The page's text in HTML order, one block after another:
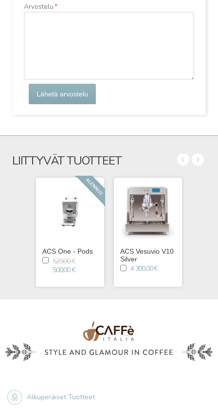
*
Arvostelu
Lähetä arvostelu
LIITTYVÄT TUOTTEET
ACS One - Pods
529,00 €
500,00 €
ACS Vesuvio V10
Silver
4 300,00 €
Alkuperäiset Tuotteet